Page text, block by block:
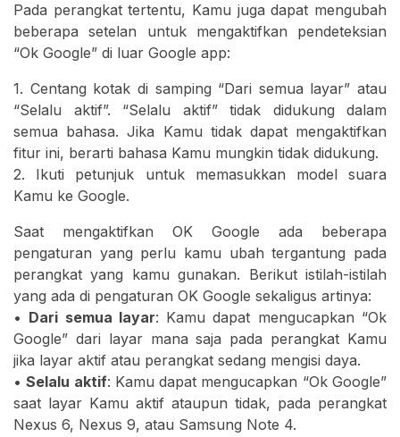
Pada perangkat tertentu, Kamu juga dapat mengubah
beberapa setelan untuk mengaktifkan pendeteksian
“Ok Google” di luar Google app:
1. Centang kotak di samping “Dari semua layar” atau
“Selalu aktif”. “Selalu aktif” tidak didukung dalam
semua bahasa. Jika Kamu tidak dapat mengaktifkan
fitur ini, berarti bahasa Kamu mungkin tidak didukung.
2. Ikuti petunjuk untuk memasukkan model suara
Kamu ke Google.
Saat mengaktifkan OK Google ada beberapa
pengaturan yang perlu kamu ubah tergantung pada
perangkat yang kamu gunakan. Berikut istilah-istilah
yang ada di pengaturan OK Google sekaligus artinya:
• Dari semua layar: Kamu dapat mengucapkan “Ok
Google” dari layar mana saja pada perangkat Kamu
jika layar aktif atau perangkat sedang mengisi daya.
•Selalu aktif: Kamu dapat mengucapkan “Ok Google”
saat layar Kamu aktif ataupun tidak, pada perangkat
Nexus 6, Nexus 9, atau Samsung Note 4.